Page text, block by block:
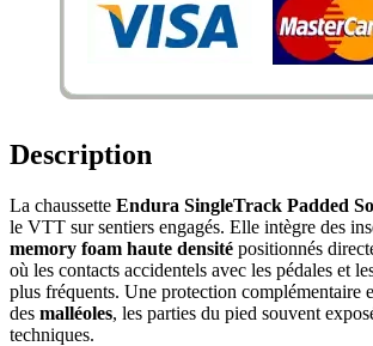
Description
La chaussette Endura SingleTrack Padded
le VTT sur sentiers engagés. Elle intègre des
memory foam haute densité positionnés
où les contacts accidentels avec les pédales et
plus fréquents. Une protection complémentaire
des malléoles, les parties du pied souvent
techniques.